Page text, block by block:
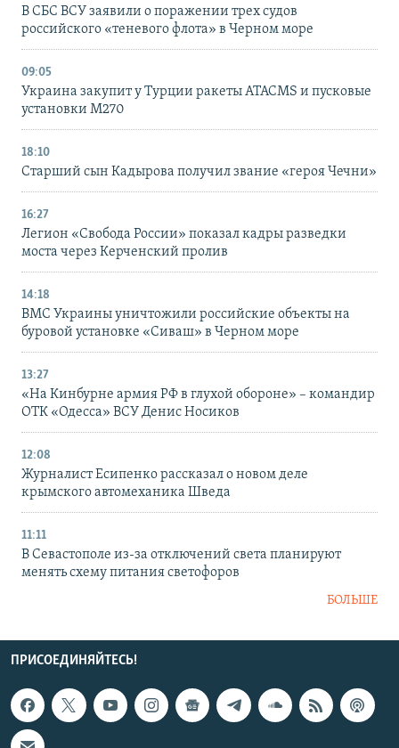
В СБС ВСУ заявили о поражении трех судов
российского «теневого флота» в Черном море
09:05
Украина закупит у Турции ракеты ATACMS и пусковые
установки M270
18:10
Старший сын Кадырова получил звание «героя Чечни»
16:27
Легион «Свобода России» показал кадры разведки
моста через Керченский пролив
14:18
ВМС Украины уничтожили российские объекты на
буровой установке «Сиваш» в Черном море
13:27
«На Кинбурне армия РФ в глухой обороне» – командир
ОТК «Одесса» ВСУ Денис Носиков
12:08
Журналист Есипенко рассказал о новом деле
крымского автомеханика Шведа
11:11
В Севастополе из-за отключений света планируют
менять схему питания светофоров
БОЛЬШЕ
ПРИСОЕДИНЯЙТЕСЬ!